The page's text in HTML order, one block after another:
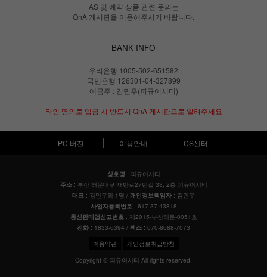
AS 및 예약 상품 관련 문의는
QnA 게시판을 이용해주시기 바랍니다.
BANK INFO
우리은행 1005-502-651582
국민은행 126301-04-327899
예금주 : 김민우(피규어시티)
타인 명의로 입금 시 반드시 QnA 게시판으로 알려주세요
PC 버전 이용안내 CS센터
상호명 : 피규어시티
주소: 부산 해운대구 재반로27번길 33, 2층 피규어시티
대표 : 김민우외 1명 / 개인정보책임자 : 김민우
사업자등록번호: 617-37-43818
통신판매업신고번호: 제2015-부산해운-0051호
전화 : 1833-6394 / 팩스 : 070-8688-7073
이용약관 개인정보취급방침
Copyright © 피규어시티 All rights reserved.